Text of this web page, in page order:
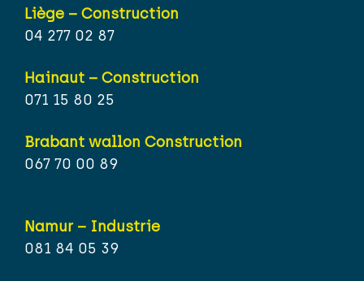
Liège – Construction
04 277 02 87
Hainaut – Construction
071 15 80 25
Brabant wallon Construction
067 70 00 89
Namur – Industrie
081 84 05 39